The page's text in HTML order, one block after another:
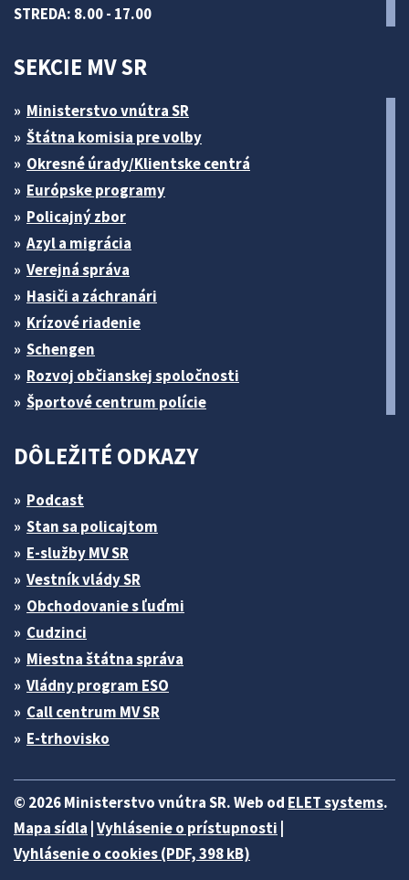
STREDA: 8.00 - 17.00
SEKCIE MV SR
Ministerstvo vnútra SR
Štátna komisia pre volby
Okresné úrady/Klientske centrá
Európske programy
Policajný zbor
Azyl a migrácia
Verejná správa
Hasiči a záchranári
Krízové riadenie
Schengen
Rozvoj občianskej spoločnosti
Športové centrum polície
DÔLEŽITÉ ODKAZY
Podcast
Stan sa policajtom
E-služby MV SR
Vestník vlády SR
Obchodovanie s ľuďmi
Cudzinci
Miestna štátna správa
Vládny program ESO
Call centrum MV SR
E-trhovisko
© 2026 Ministerstvo vnútra SR. Web od ELET systems.
Mapa sídla Vyhlásenie o prístupnosti
Vyhlásenie o cookies (PDF, 398 kB)